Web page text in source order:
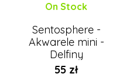
On Stock
Sentosphere -
Akwarele mini -
Delfiny
55 zł